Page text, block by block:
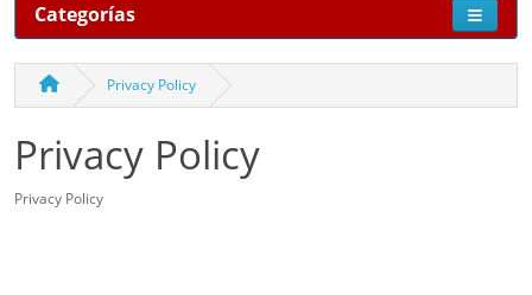
Categorías
Privacy Policy
Privacy Policy
Privacy Policy